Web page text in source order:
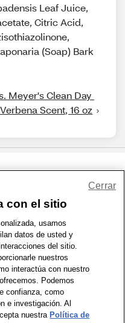
Leaf Juice,
Citric Acid,
(Soap) Bark
Meyer's Clean Day
Scent, 16 oz
de Uso | Accesibilidad
Policy | Mapa del sitio
- 2026 CVS.com
con el sitio
usamos
datos de usted y
del sitio.
nuestros
interactúa con nuestro
Podemos
confianza, como
e investigación. Al
nuestra Política de
Cerrar